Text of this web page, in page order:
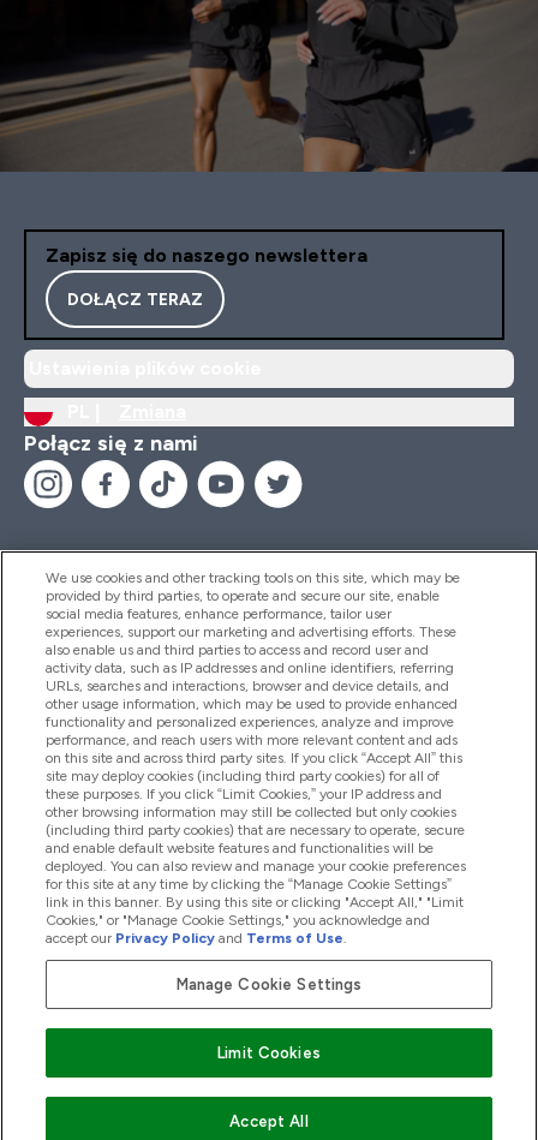
Zapisz się do naszego newslettera
DOŁĄCZ TERAZ
Połącz się z nami
Pomoc I Informacja
Produkty
Informacje O Firmie
Okazje W Myprotein
2026 The Hut.com Ltd
We use cookies and other tracking tools on this site, which may be
provided by third parties, to operate and secure our site, enable
social media features, enhance performance, tailor user
experiences, support our marketing and advertising efforts. These
also enable us and third parties to access and record user and
activity data, such as IP addresses and online identifiers, referring
URLs, searches and interactions, browser and device details, and
other usage information, which may be used to provide enhanced
functionality and personalized experiences, analyze and improve
performance, and reach users with more relevant content and ads
on this site and across third party sites. If you click “Accept All” this
site may deploy cookies (including third party cookies) for all of
these purposes. If you click “Limit Cookies,” your IP address and
other browsing information may still be collected but only cookies
(including third party cookies) that are necessary to operate, secure
and enable default website features and functionalities will be
deployed. You can also review and manage your cookie preferences
for this site at any time by clicking the “Manage Cookie Settings”
link in this banner. By using this site or clicking "Accept All," "Limit
Cookies," or "Manage Cookie Settings," you acknowledge and
accept our Privacy Policy and Terms of Use.
Manage Cookie Settings
Limit Cookies
Accept All